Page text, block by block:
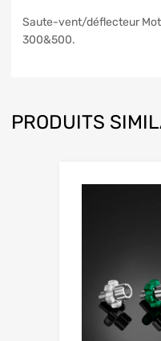
Saute-vent/déflecteur
300&500.
PRODUITS